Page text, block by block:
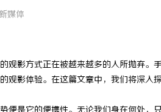
媒体
观影方式正在被越来越多的人所抛弃
观影体验。在这篇文章中，我们将深入